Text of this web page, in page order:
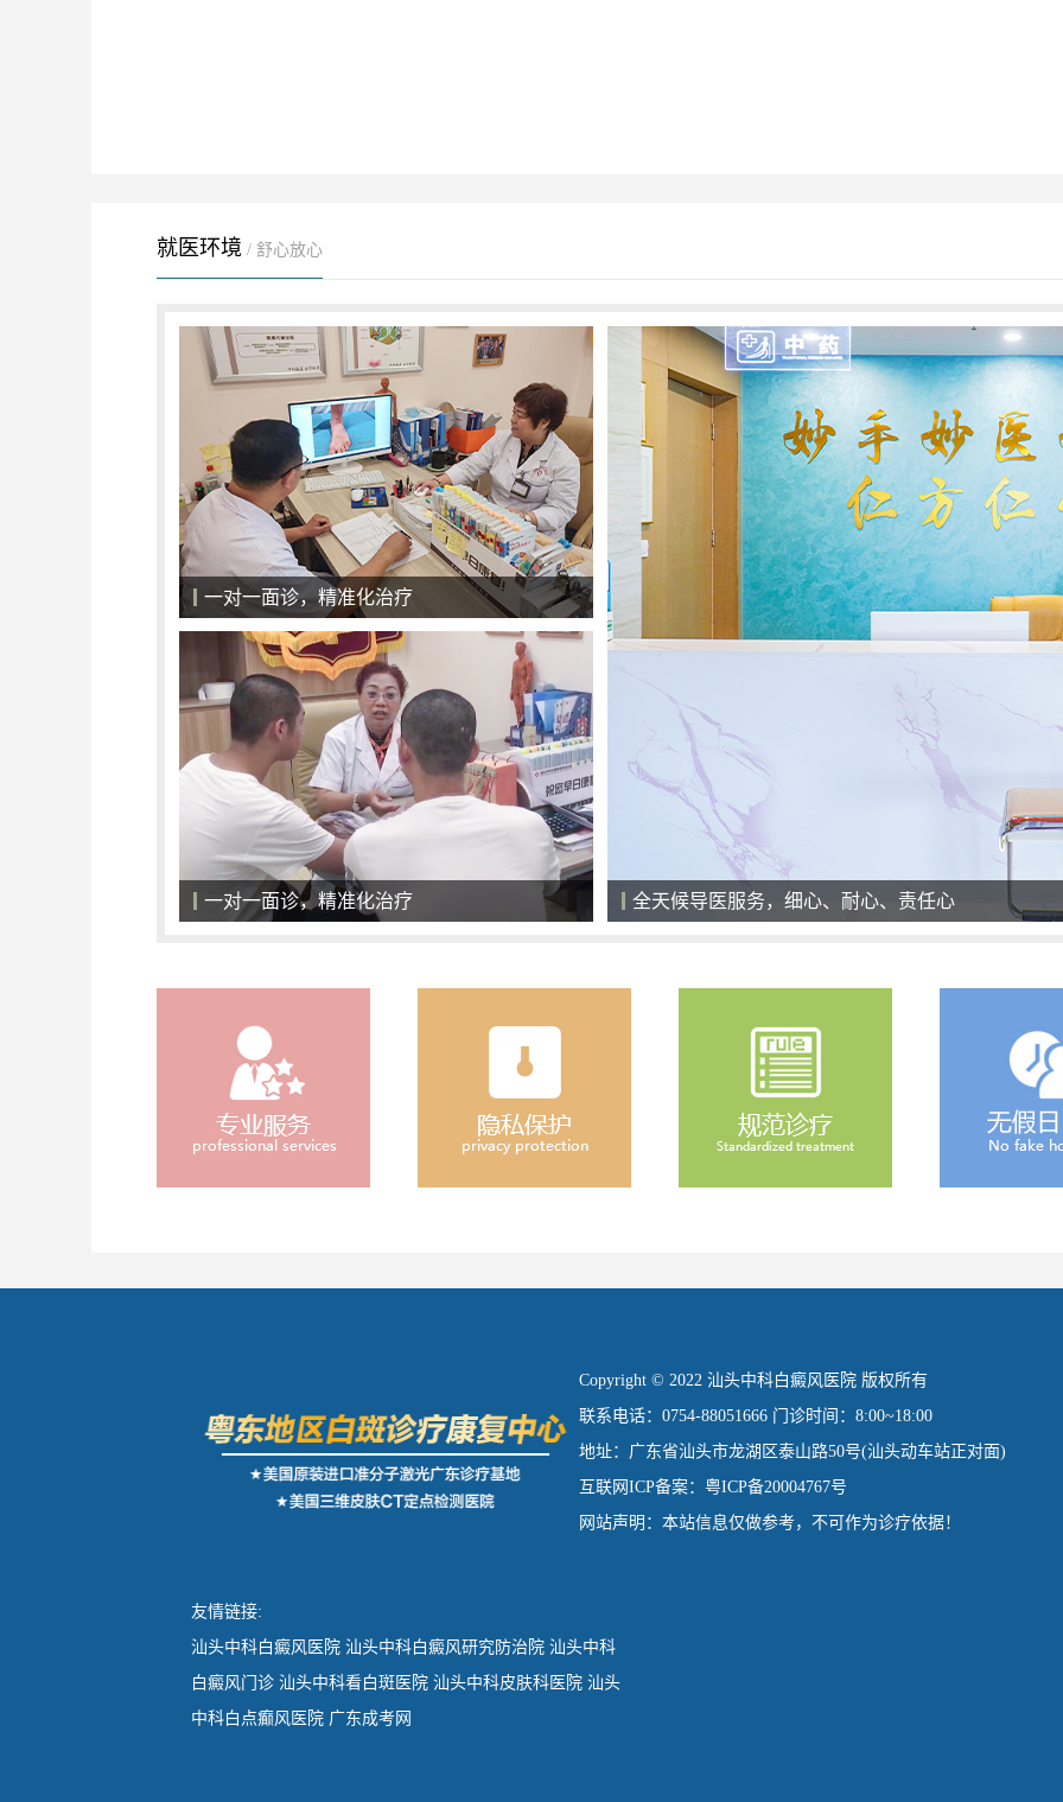
就医环境 / 舒心放心
专业仪器科普，治疗心中有数
医院就诊大厅，一切以患者为中心
Copyright © 2022 汕头中科白癜风医院 版权所有
联系电话：0754-88051666 门诊时间：8:00~18:00
地址：广东省汕头市龙湖区泰山路50号(汕头动车站正对面)
互联网ICP备案：粤ICP备20004767号
网站声明：本站信息仅做参考，不可作为诊疗依据！
友情链接:
汕头中科白癜风医院 汕头中科白癜风研究防治院 汕头中科
白癜风门诊 汕头中科看白斑医院 汕头中科皮肤科医院 汕头
中科白点癫风医院 广东成考网